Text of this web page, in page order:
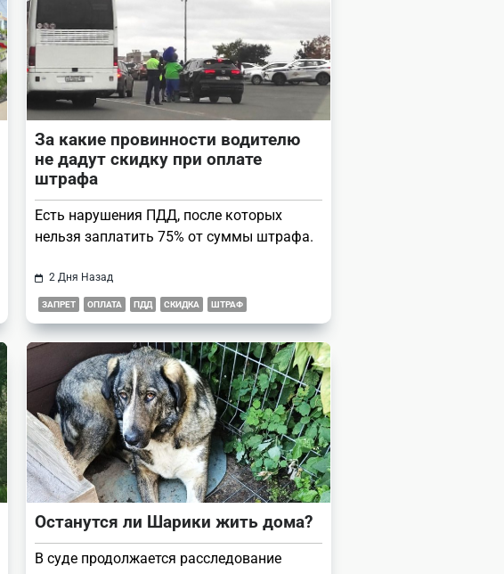
За какие провинности водителю
не дадут скидку при оплате
штрафа
Есть нарушения ПДД, после которых
нельзя заплатить 75% от суммы штрафа.
2 Дня Назад
ЗАПРЕТ ОПЛАТА ПДД СКИДКА ШТРАФ
Останутся ли Шарики жить дома?
В суде продолжается расследование